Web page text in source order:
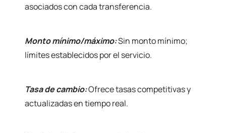
asociados con cada transferencia.
Monto mínimo/máximo:Sin monto mínimo;
límites establecidos por el servicio.
Tasa de cambio:Ofrece tasas competitivas y
actualizadas en tiempo real.